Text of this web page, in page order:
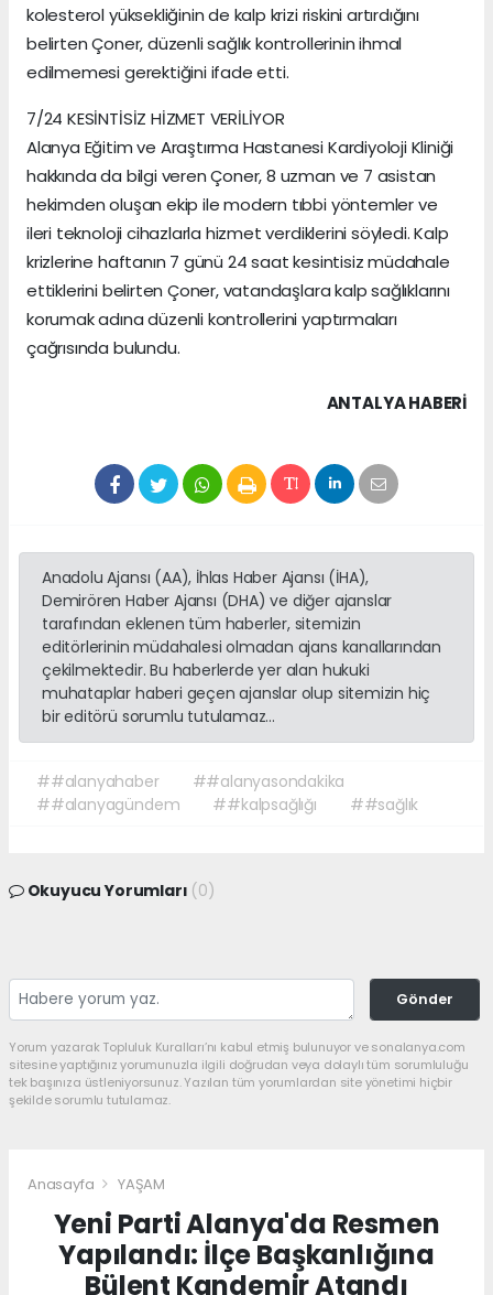
kolesterol yüksekliğinin de kalp krizi riskini artırdığını
belirten Çoner, düzenli sağlık kontrollerinin ihmal
edilmemesi gerektiğini ifade etti.
7/24 KESİNTİSİZ HİZMET VERİLİYOR
Alanya Eğitim ve Araştırma Hastanesi Kardiyoloji Kliniği
hakkında da bilgi veren Çoner, 8 uzman ve 7 asistan
hekimden oluşan ekip ile modern tıbbi yöntemler ve
ileri teknoloji cihazlarla hizmet verdiklerini söyledi. Kalp
krizlerine haftanın 7 günü 24 saat kesintisiz müdahale
ettiklerini belirten Çoner, vatandaşlara kalp sağlıklarını
korumak adına düzenli kontrollerini yaptırmaları
çağrısında bulundu.
ANTALYA HABERİ
Anadolu Ajansı (AA), İhlas Haber Ajansı (İHA),
Demirören Haber Ajansı (DHA) ve diğer ajanslar
tarafından eklenen tüm haberler, sitemizin
editörlerinin müdahalesi olmadan ajans kanallarından
çekilmektedir. Bu haberlerde yer alan hukuki
muhataplar haberi geçen ajanslar olup sitemizin hiç
bir editörü sorumlu tutulamaz...
##alanyahaber
##alanyasondakika
##alanyagündem
##kalpsağlığı ##sağlık
Okuyucu Yorumları (0)
Gönder
Yorum yazarak Topluluk Kuralları’nı kabul etmiş bulunuyor ve sonalanya.com
sitesine yaptığınız yorumunuzla ilgili doğrudan veya dolaylı tüm sorumluluğu
tek başınıza üstleniyorsunuz. Yazılan tüm yorumlardan site yönetimi hiçbir
şekilde sorumlu tutulamaz.
Anasayfa YAŞAM
Yeni Parti Alanya'da Resmen
Yapılandı: İlçe Başkanlığına
Bülent Kandemir Atandı